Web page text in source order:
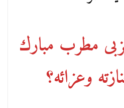
مطرب مبارك
وعزائه؟